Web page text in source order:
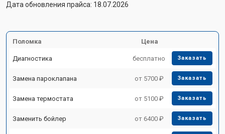
Дата обновления прайса: 18.07.2026
Поломка Цена
Диагностика бесплатно Заказать
Замена пароклапана от 5700 ₽ Заказать
Замена термостата от 5100 ₽ Заказать
Заменить бойлер от 6400 ₽ Заказать